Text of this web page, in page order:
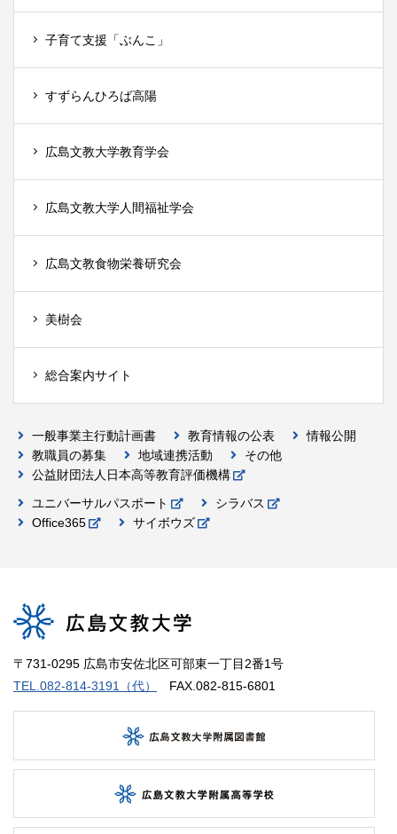
子育て支援「ぶんこ」
すずらんひろば高陽
広島文教大学教育学会
広島文教大学人間福祉学会
広島文教食物栄養研究会
美樹会
総合案内サイト
一般事業主行動計画書 教育情報の公表
情報公開
教職員の募集
地域連携活動
その他
公益財団法人日本高等教育評価機構
ユニバーサルパスポート
シラバス
Office365
サイボウズ
〒731-0295 広島市安佐北区可部東一丁目2番1号
TEL.082-814-3191（代）
FAX.082-815-6801